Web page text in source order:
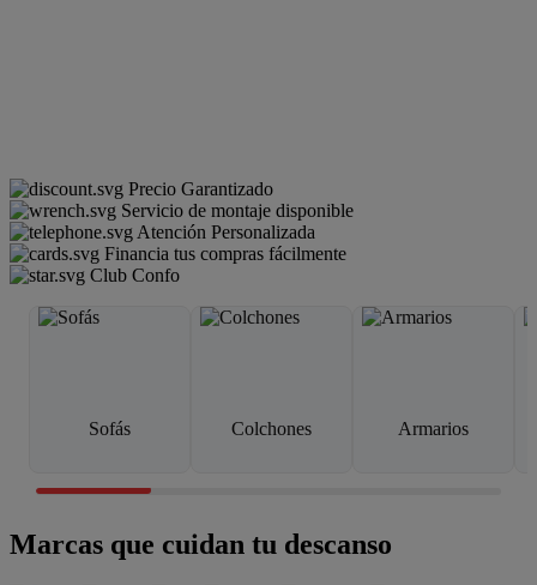
Precio Garantizado
Servicio de montaje disponible
Atención Personalizada
Financia tus compras fácilmente
Club Confo
Sofás Colchones Armarios
Marcas que cuidan tu descanso